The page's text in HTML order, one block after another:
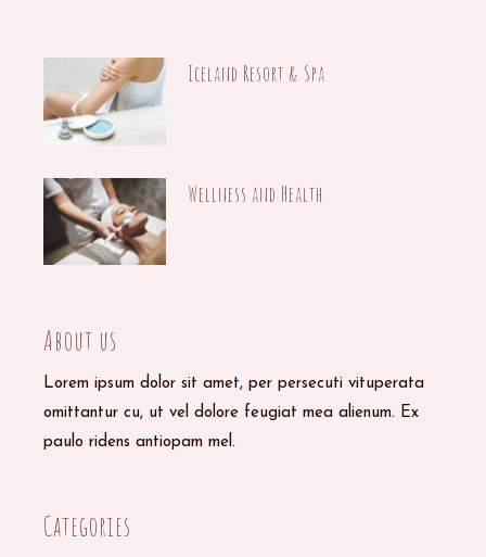
Iceland Resort & Spa
Wellness and Health
About us
Lorem ipsum dolor sit amet, per persecuti vituperata
omittantur cu, ut vel dolore feugiat mea alienum. Ex
paulo ridens antiopam mel.
Categories